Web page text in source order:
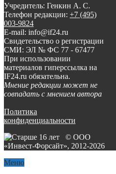
Учредитель: Генкин А. С.
Телефон редакции: +7 (495)
003-9824
E-mail: info@if24.ru
Свидетельство о регистрации
СМИ: ЭЛ № ФС 77 - 67477
При использовании
материалов гиперссылка на
IF24.ru обязательна.
Мнение редакции может не
совпадать с мнением автора
Политика
конфиденциальности
© ООО
«Инвест-Форсайт», 2012-2026
Меню